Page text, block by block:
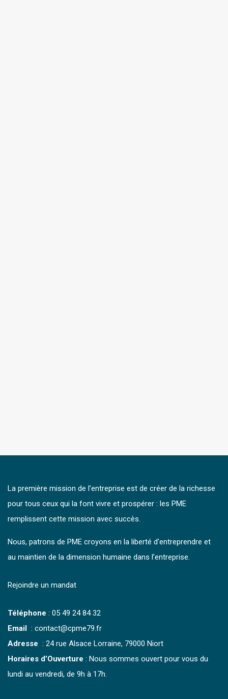
La première mission de l’entreprise est de créer de la richesse
pour tous ceux qui la font vivre et prospérer : les PME
remplissent cette mission avec succès.
Nous, patrons de PME croyons en la liberté d’entreprendre et
au maintien de la dimension humaine dans l’entreprise.
Rejoindre un mandat
Téléphone : 05 49 24 84 32
Email : contact@cpme79.fr
Adresse : 24 rue Alsace Lorraine, 79000 Niort
Horaires d’Ouverture : Nous sommes ouvert pour vous du
lundi au vendredi, de 9h à 17h.